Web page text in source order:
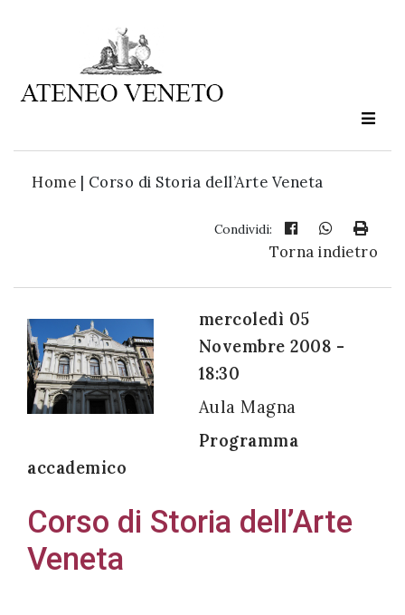
Home | Corso di Storia dell’Arte Veneta
Condividi:
Torna indietro
mercoledì 05
Novembre 2008 -
18:30
Aula Magna
Programma
accademico
Corso di Storia dell’Arte
Veneta
Ateneo
è
cultura
newsletter:
Acconsento
all'uso dei
miei dati